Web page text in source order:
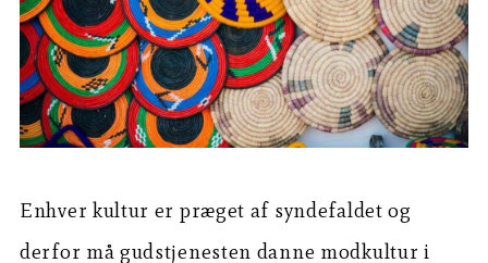
Enhver kultur er præget af syndefaldet og
derfor må gudstjenesten danne modkultur i